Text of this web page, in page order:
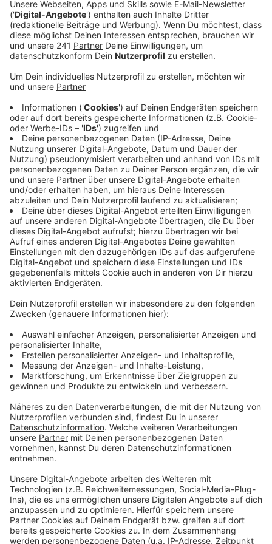
Wohnmobilstellplätze in der Nähe des Sees
eingerichtet werden.
Veröffentlicht: Montag, 15.05.2023 11:11
Anzeige
Die Stadt soll prüfen, ob und an welcher Stelle es
möglich wäre, solche Wohnmobilstellplätze
einzurichten. So die Forderung von Opladen Plus. Ihr
Vorschlag wäre ein Standort im Bereich des großen
Hitdorfer See-Parkplatzes, direkt an der Straße
Umlag. „Wir sind sicher, dass ein derartiges Angebot
eine Bereicherung ist und gut angenommen wird, denn
der Hitdorfer See ist eine schöne Freizeitanlage“, so
die Politiker. Sie halten die Einrichtung für wenig
aufwändig, da Wohnmobile wenig Infrastruktur
bräuchten – nur eine Stromversorgung und Frisch- und
Abwasser wären wichtig. Ob die Stadtverwaltung den
die Stadtteilpolitiker entscheiden.
Anzeige
Weitere Meldungen aus Leverkusen
Anzeige
Wartungsarbeiten lösen Leverkusener Sirenen aus
Leverkusenerin in Rheindorf brutal überfallen
Bilanz Leverkusener Kneipenfestival und Brückenfest
Anzeige